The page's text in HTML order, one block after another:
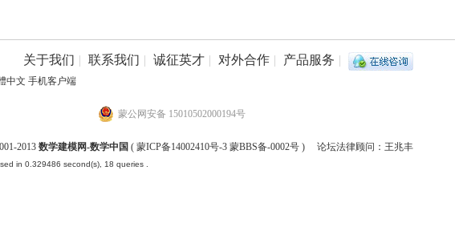
关于我们 | 联系我们 | 诚征英才 | 对外合作 | 产品服务 |
中文 手机客户端
蒙公网安备 15010502000194号
2013 数学建模网-数学中国 ( 蒙ICP备14002410号-3 蒙BBS备-0002号 ) 论坛法律顾问：王兆丰
in 0.329486 second(s), 18 queries .